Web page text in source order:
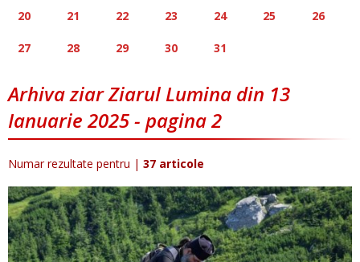
20 21 22 23 24 25 26
27 28 29 30 31
Arhiva ziar Ziarul Lumina din 13
Ianuarie 2025 - pagina 2
Numar rezultate pentru | 37 articole